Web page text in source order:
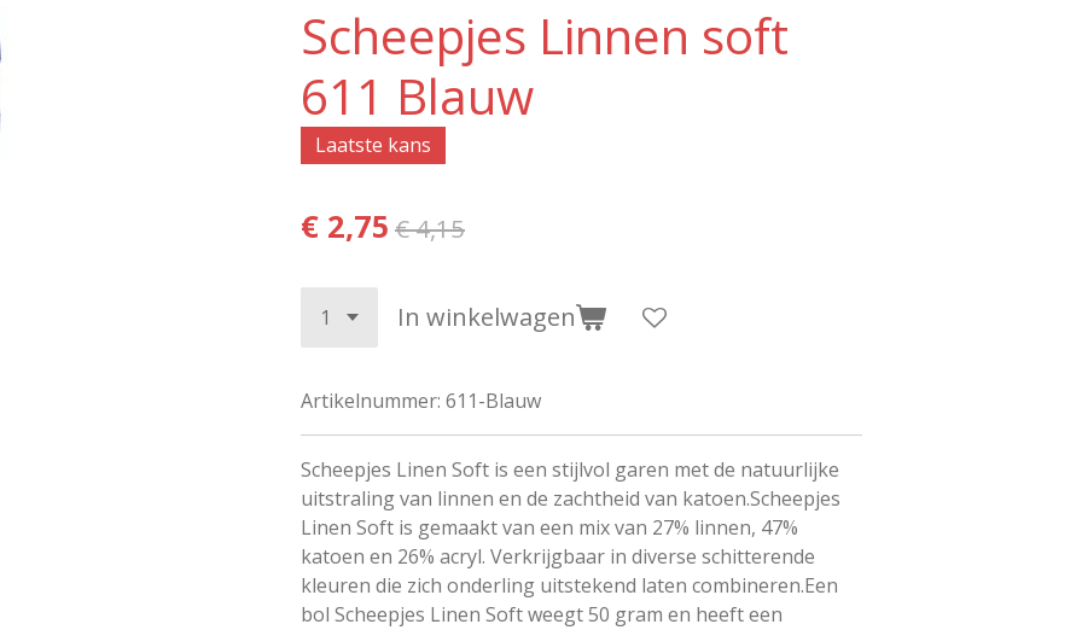
Scheepjes Linnen soft
611 Blauw
Laatste kans
€ 2,75 € 4,15
In winkelwagen
Artikelnummer: 611-Blauw
Scheepjes Linen Soft is een stijlvol garen met de natuurlijke
uitstraling van linnen en de zachtheid van katoen.Scheepjes
Linen Soft is gemaakt van een mix van 27% linnen, 47%
katoen en 26% acryl. Verkrijgbaar in diverse schitterende
kleuren die zich onderling uitstekend laten combineren.Een
bol Scheepjes Linen Soft weegt 50 gram en heeft een